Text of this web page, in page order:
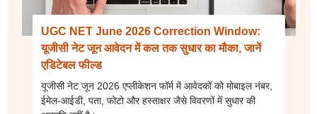
UGC NET June 2026 Correction Window:
यूजीसी नेट जून आवेदन में कल तक सुधार का मौका, जानें
एडिटेबल फील्ड
यूजीसी नेट जून 2026 एप्लीकेशन फॉर्म में आवेदकों को मोबाइल नंबर,
ईमेल-आईडी, पता, फोटो और हस्ताक्षर जैसे विवरणों में सुधार की